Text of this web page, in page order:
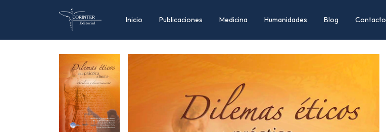
Inicio Publicaciones Medicina Humanidades Blog Contacto